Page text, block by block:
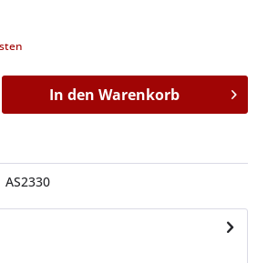
In den Warenkorb
AS2330